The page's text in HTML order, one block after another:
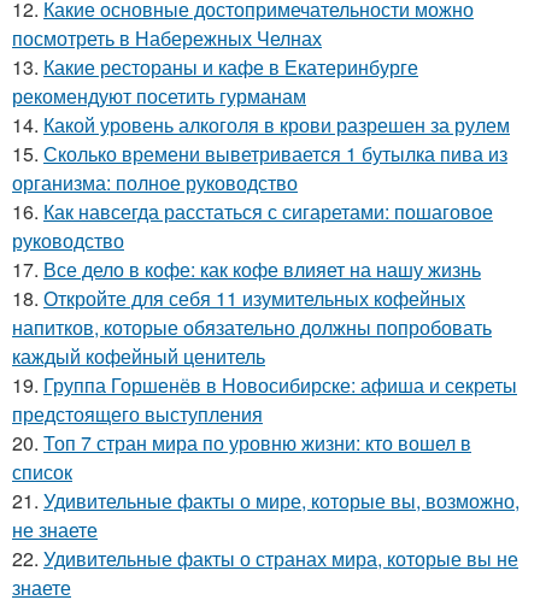
12. Какие основные достопримечательности можно
посмотреть в Набережных Челнах
13. Какие рестораны и кафе в Екатеринбурге
рекомендуют посетить гурманам
14. Какой уровень алкоголя в крови разрешен за рулем
15. Сколько времени выветривается 1 бутылка пива из
организма: полное руководство
16. Как навсегда расстаться с сигаретами: пошаговое
руководство
17. Все дело в кофе: как кофе влияет на нашу жизнь
18. Откройте для себя 11 изумительных кофейных
напитков, которые обязательно должны попробовать
каждый кофейный ценитель
19. Группа Горшенёв в Новосибирске: афиша и секреты
предстоящего выступления
20. Топ 7 стран мира по уровню жизни: кто вошел в
список
21. Удивительные факты о мире, которые вы, возможно,
не знаете
22. Удивительные факты о странах мира, которые вы не
знаете